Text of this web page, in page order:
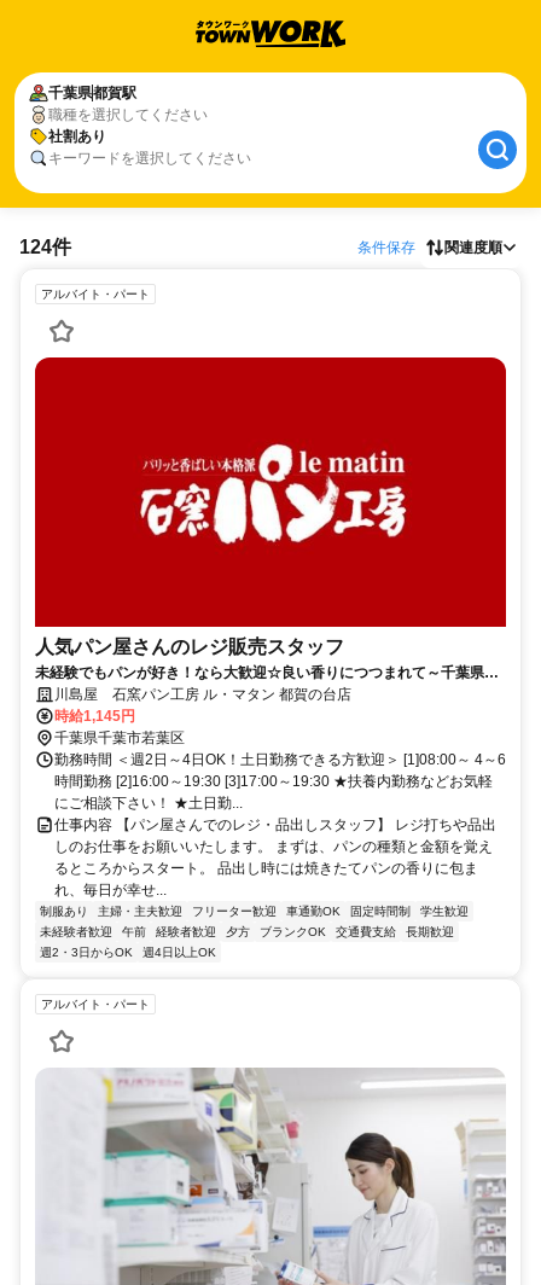
千葉県都賀駅
職種を選択してください
社割あり
キーワードを選択してください
124件 条件保存 関連度順
アルバイト・パート
人気パン屋さんのレジ販売スタッフ
未経験でもパンが好き！なら大歓迎☆良い香りにつつまれて～千葉県で
人気のベーカリーで働こう！
川島屋 石窯パン工房 ル・マタン 都賀の台店
時給1,145円
千葉県千葉市若葉区
勤務時間 ＜週2日～4日OK！土日勤務できる方歓迎＞ [1]08:00～ 4～6
時間勤務 [2]16:00～19:30 [3]17:00～19:30 ★扶養内勤務などお気軽
にご相談下さい！ ★土日勤...
仕事内容 【パン屋さんでのレジ・品出しスタッフ】 レジ打ちや品出
しのお仕事をお願いいたします。 まずは、パンの種類と金額を覚え
るところからスタート。 品出し時には焼きたてパンの香りに包ま
れ、毎日が幸せ...
制服あり 主婦・主夫歓迎 フリーター歓迎 車通勤OK 固定時間制
学生歓迎
未経験者歓迎
午前 経験者歓迎 夕方 ブランクOK 交通費支給
長期歓迎
週2・3日からOK
週4日以上OK
アルバイト・パート